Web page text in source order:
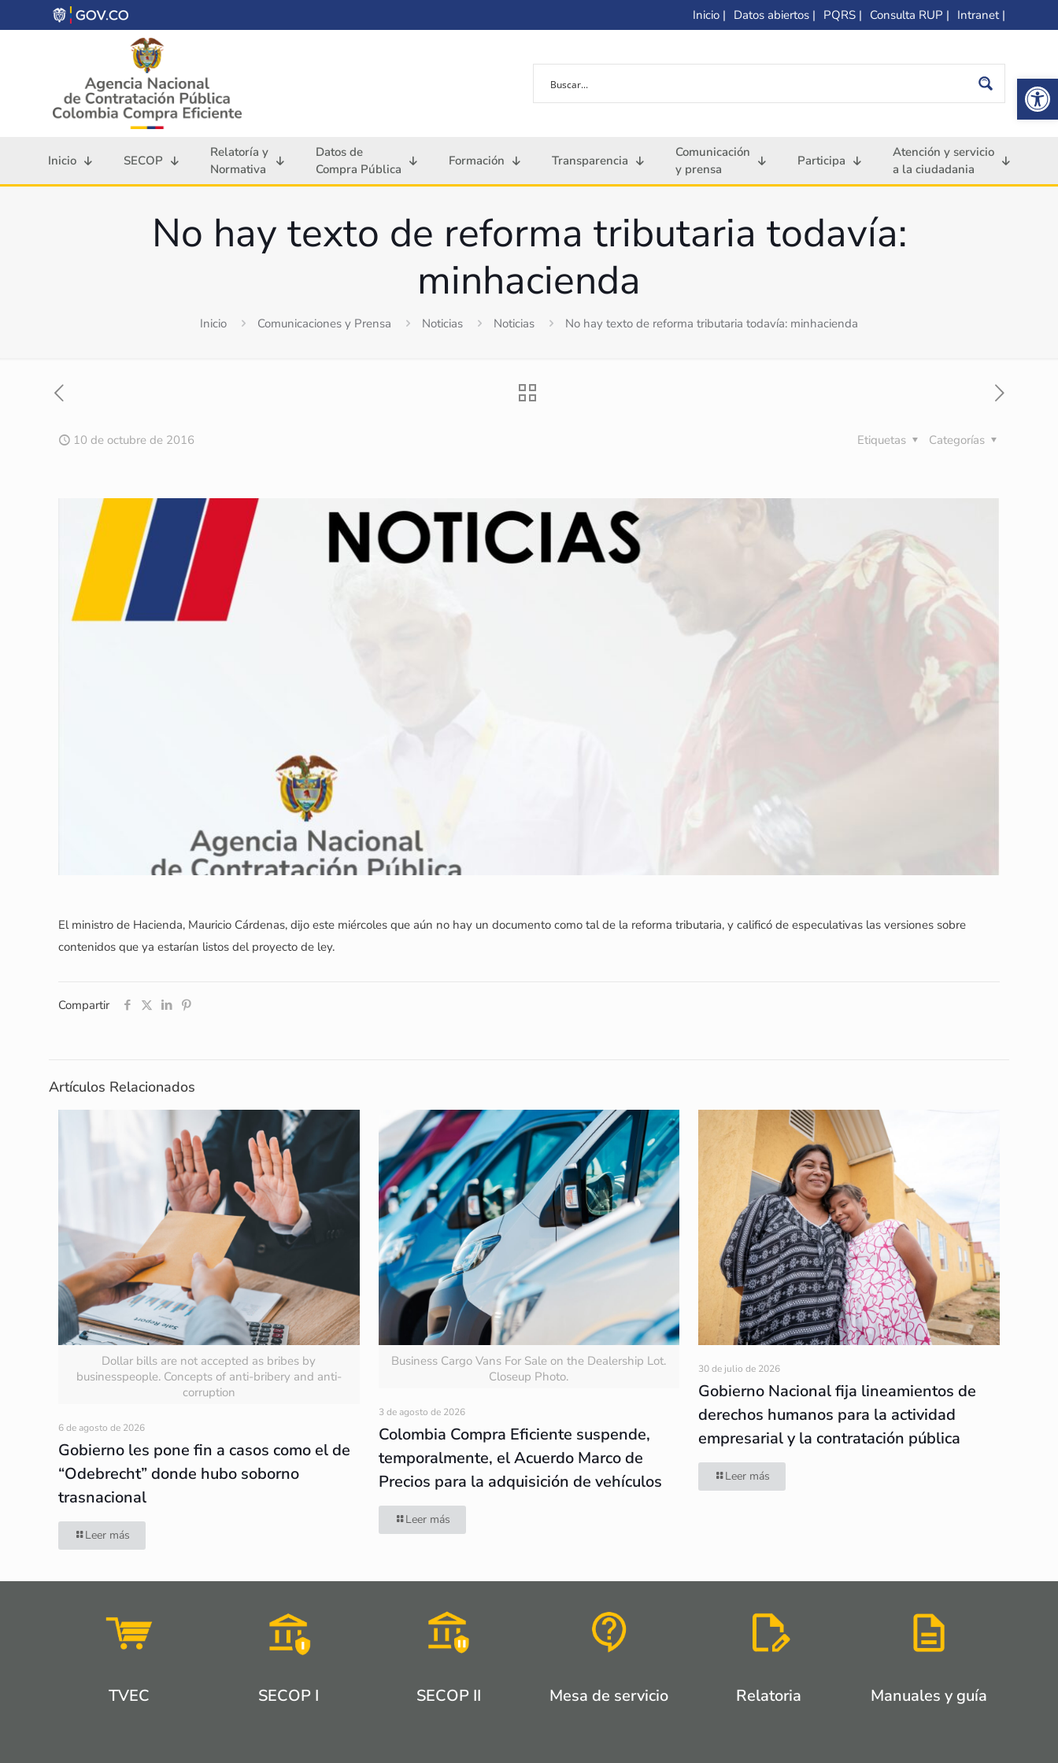
Inicio | Datos abiertos | PQRS | Consulta RUP | Intranet |
Inicio SECOP
Relatoría y
Normativa
Datos de
Compra Pública
Formación Transparencia
Comunicación
y prensa
Participa
Atención y servicio
a la ciudadania
No hay texto de reforma tributaria todavía:
minhacienda
Inicio Comunicaciones y Prensa Noticias Noticias No hay texto de reforma tributaria todavía: minhacienda
10 de octubre de 2016 Categorías
Etiquetas
El ministro de Hacienda, Mauricio Cárdenas, dijo este miércoles que aún no hay un documento como tal de la reforma tributaria, y calificó de especulativas las versiones sobre
contenidos que ya estarían listos del proyecto de ley.
Compartir
Artículos Relacionados
Dollar bills are not accepted as bribes by
businesspeople. Concepts of anti-bribery and anti-
corruption
6 de agosto de 2026
Gobierno les pone fin a casos como el de
“Odebrecht” donde hubo soborno
trasnacional
Leer más
Business Cargo Vans For Sale on the Dealership Lot.
Closeup Photo.
3 de agosto de 2026
Colombia Compra Eficiente suspende,
temporalmente, el Acuerdo Marco de
Precios para la adquisición de vehículos
Leer más
30 de julio de 2026
Gobierno Nacional fija lineamientos de
derechos humanos para la actividad
empresarial y la contratación pública
Leer más
TVEC SECOP I SECOP II Mesa de servicio Relatoria Manuales y guía